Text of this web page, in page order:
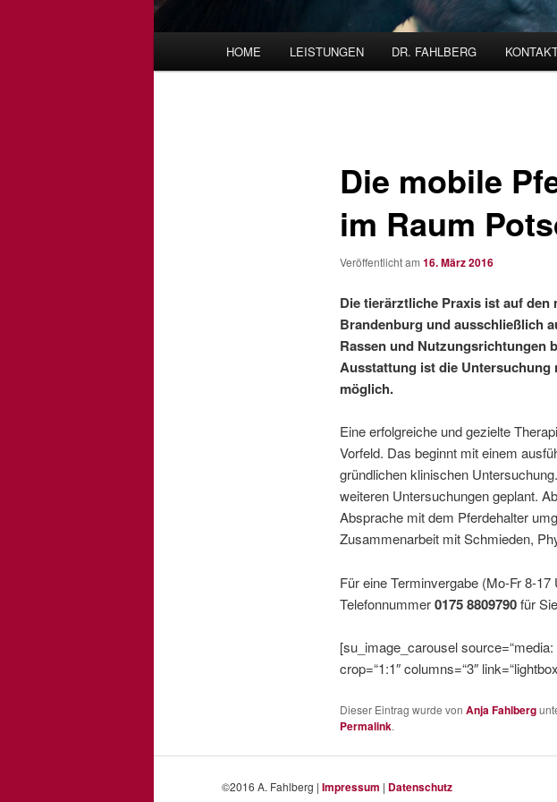
HOME LEISTUNGEN DR. FAHLBERG
Die mobile
im Raum
Veröffentlicht am 16. März 2016
Die tierärztliche Praxis ist auf
Brandenburg und ausschließlich
Rassen und Nutzungsrichtungen
Ausstattung ist die Untersuchung
möglich.
Eine erfolgreiche und gezielte
Vorfeld. Das beginnt mit einem
gründlichen klinischen
weiteren Untersuchungen geplant.
Absprache mit dem Pferdehalter
Zusammenarbeit mit Schmieden,
Für eine Terminvergabe (Mo-Fr 8-
Telefonnummer0175 8809790für
[su_image_carousel
crop=“1:1″ columns=“3″
Dieser Eintrag wurde von Anja Fahlberg
Permalink.
©2016 A. Fahlberg | Impressum | Datenschutz